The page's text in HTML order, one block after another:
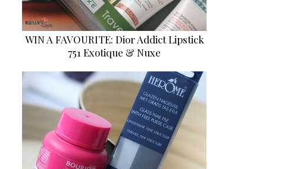
WIN A FAVOURITE: Dior Addict Lipstick
751 Exotique & Nuxe